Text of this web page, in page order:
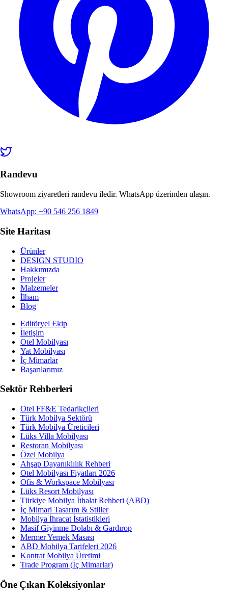
Randevu
Showroom ziyaretleri randevu iledir. WhatsApp üzerinden ulaşın.
WhatsApp: +90 546 256 1849
Site Haritası
Ürünler
DESIGN STUDIO
Hakkımızda
Projeler
Malzemeler
İlham
Blog
Editöryel Ekip
İletişim
Otel Mobilyası
Yat Mobilyası
İç Mimarlar
Başarılarımız
Sektör Rehberleri
Otel FF&E Tedarikçileri
Türk Mobilya Sektörü
Türk Mobilya Üreticileri
Lüks Villa Mobilyası
Restoran Mobilyası
Özel Mobilya
Ahşap Dayanıklılık Rehberi
Otel Mobilyası Fiyatları 2026
Ofis & Workspace Mobilyası
Lüks Resort Mobilyası
Türkiye Mobilya İthalat Rehberi (ABD)
İç Mimari Tasarım & Stiller
Mobilya İhracat İstatistikleri
Masif Giyinme Dolabı & Gardırop
Mermer Yemek Masası
ABD Mobilya Tarifeleri 2026
Kontrat Mobilya Üretimi
Trade Program (İç Mimarlar)
Öne Çıkan Koleksiyonlar